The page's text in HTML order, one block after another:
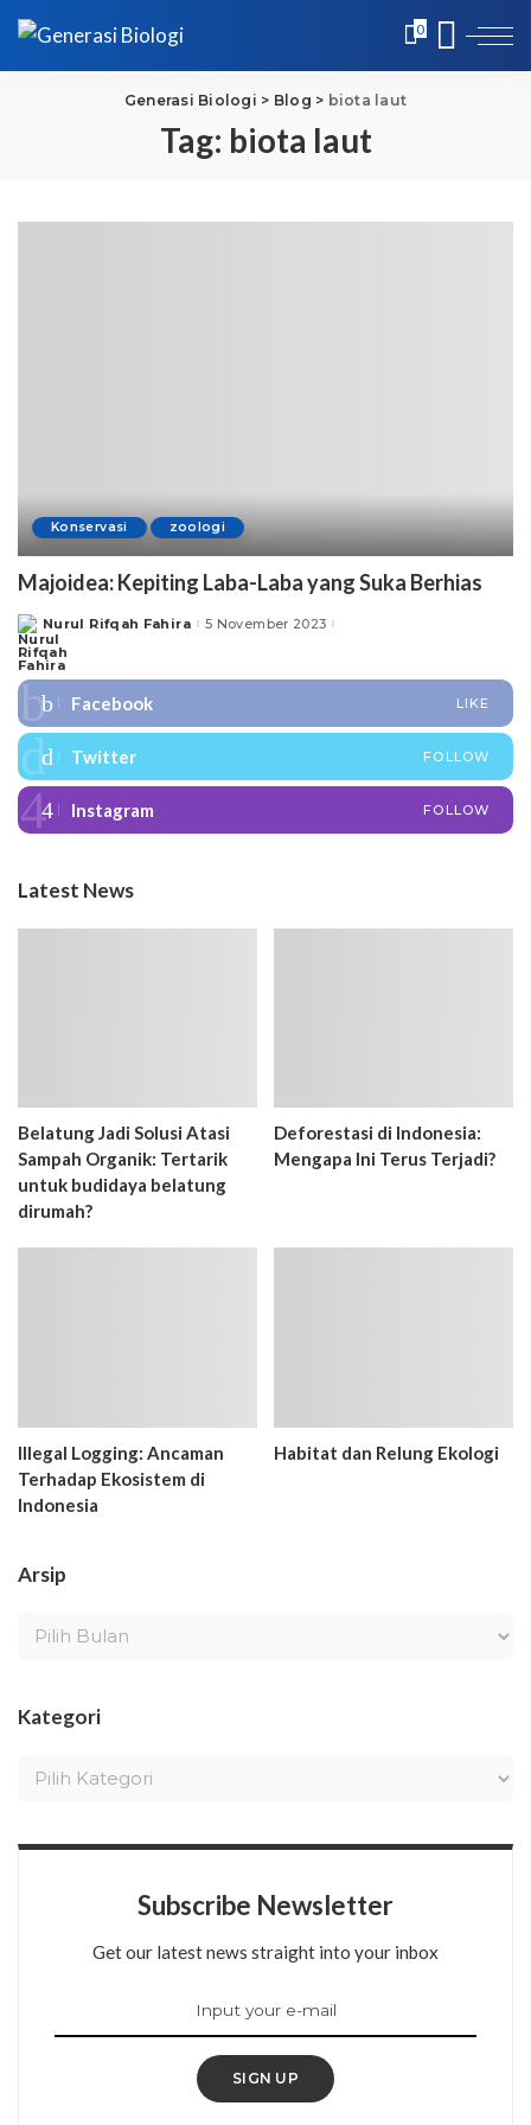
0
Generasi Biologi > Blog > biota laut
Tag: biota laut
Konservasi zoologi
Majoidea: Kepiting Laba-Laba yang Suka Berhias
Posted
by
Nurul Rifqah Fahira 5 November 2023
Facebook LIKE
Twitter FOLLOW
Instagram FOLLOW
Latest News
Belatung Jadi Solusi Atasi
Sampah Organik: Tertarik
untuk budidaya belatung
dirumah?
Deforestasi di Indonesia:
Mengapa Ini Terus Terjadi?
Illegal Logging: Ancaman
Terhadap Ekosistem di
Indonesia
Habitat dan Relung Ekologi
Arsip
Kategori
Subscribe Newsletter
Get our latest news straight into your inbox
SIGN UP